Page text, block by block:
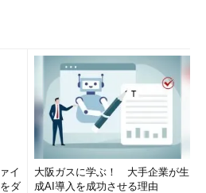
イ
ダ
大阪ガスに学ぶ！ 大手企業が生
成AI導入を成功させる理由